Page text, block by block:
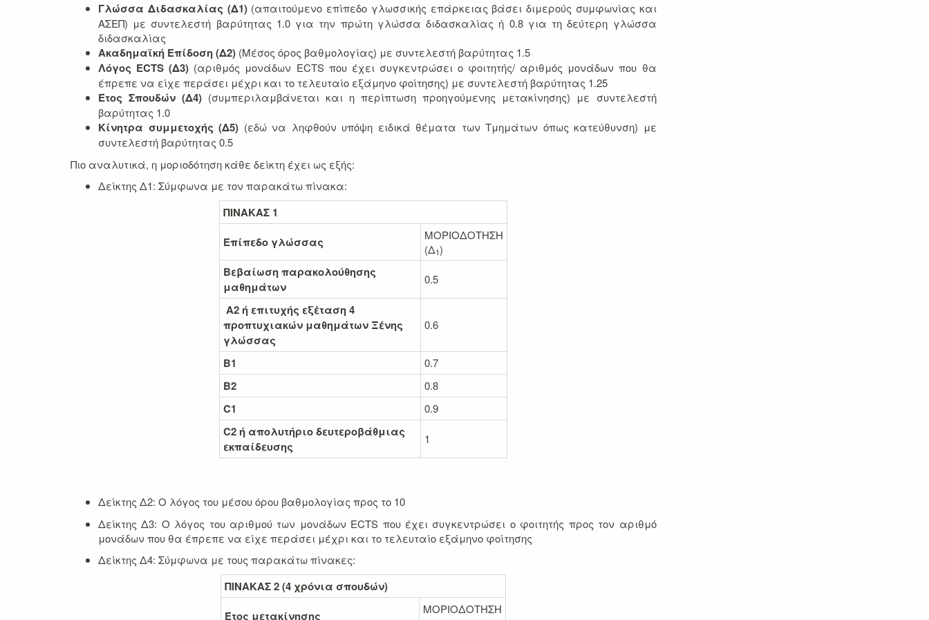
Γλώσσα Διδασκαλίας (Δ1)(απαιτούμενο επίπεδο γλωσσικής επάρκειας βάσει διμερούς συμφωνίας και
ΑΣΕΠ) με συντελεστή βαρύτητας 1.0 για την πρώτη γλώσσα διδασκαλίας ή 0.8 για τη δεύτερη γλώσσα
διδασκαλίας
Ακαδημαϊκή Επίδοση (Δ2) (Μέσος όρος βαθμολογίας) με συντελεστή βαρύτητας 1.5
Λόγος ECTS (Δ3) (αριθμός μονάδων ECTS που έχει συγκεντρώσει ο φοιτητής/ αριθμός μονάδων που θα
έπρεπε να είχε περάσει μέχρι και το τελευταίο εξάμηνο φοίτησης) με συντελεστή βαρύτητας 1.25
Έτος Σπουδών (Δ4) (συμπεριλαμβάνεται και η περίπτωση προηγούμενης μετακίνησης) με συντελεστή
βαρύτητας 1.0
Κίνητρα συμμετοχής (Δ5) (εδώ να ληφθούν υπόψη ειδικά θέματα των Τμημάτων όπως κατεύθυνση) με
συντελεστή βαρύτητας 0.5
Πιο αναλυτικά, η μοριοδότηση κάθε δείκτη έχει ως εξής:
Δείκτης Δ1: Σύμφωνα με τον παρακάτω πίνακα:
ΠΙΝΑΚΑΣ 1
Επίπεδο γλώσσας
ΜΟΡΙΟΔΟΤΗΣΗ
(Δ1)
Βεβαίωση παρακoλούθησης
μαθημάτων
0.5
Α2 ή επιτυχής εξέταση 4
προπτυχιακών μαθημάτων Ξένης
γλώσσας
0.6
Β1 0.7
Β2 0.8
C1 0.9
C2 ή απολυτήριο δευτεροβάθμιας
εκπαίδευσης
1
Δείκτης Δ2: Ο λόγος του μέσου όρου βαθμολογίας προς το 10
Δείκτης Δ3: Ο λόγος του αριθμού των μονάδων ECTS που έχει συγκεντρώσει ο φοιτητής προς τον αριθμό
μονάδων που θα έπρεπε να είχε περάσει μέχρι και το τελευταίο εξάμηνο φοίτησης
Δείκτης Δ4: Σύμφωνα με τους παρακάτω πίνακες:
ΠΙΝΑΚΑΣ 2 (4 χρόνια σπουδών)
Έτος μετακίνησης
ΜΟΡΙΟΔΟΤΗΣΗ